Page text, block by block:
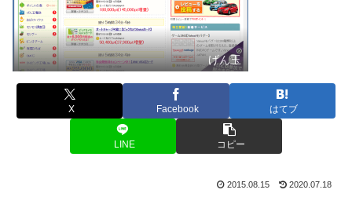
げん玉
X Facebook はてブ
LINE コピー
2015.08.15 2020.07.18